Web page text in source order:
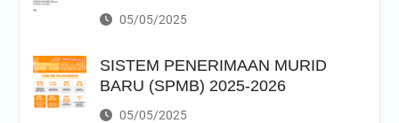
05/05/2025
SISTEM PENERIMAAN MURID
BARU (SPMB) 2025-2026
05/05/2025